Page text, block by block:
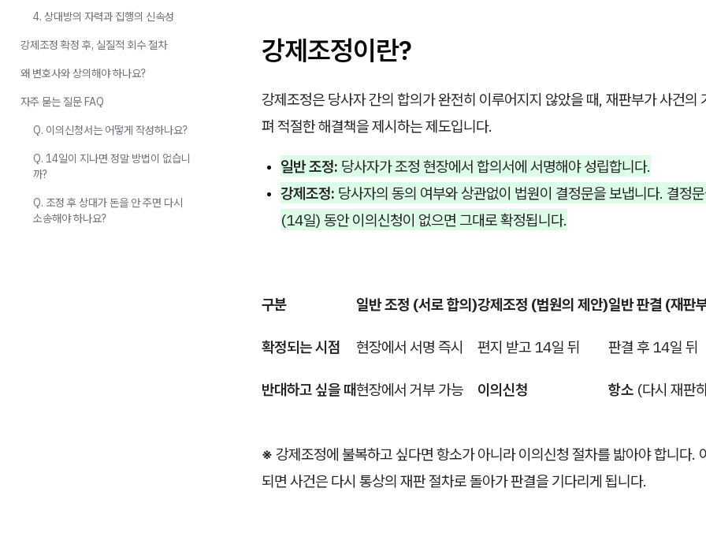
강제조정이란?
강제조정은 당사자 간의 합의가 완전히 이루어지지 않았을 때, 재판부가 사건의
펴 적절한 해결책을 제시하는 제도입니다.
일반 조정: 당사자가 조정 현장에서 합의서에 서명해야 성립합니다.
강제조정: 당사자의 동의 여부와 상관없이 법원이 결정문을 보냅니다. 결정
(14일) 동안 이의신청이 없으면 그대로 확정됩니다.
구분 일반 조정 (서로 합의)강제조정 (법원의 제안)일반 판결 (재판
확정되는 시점 현장에서 서명 즉시 편지 받고 14일 뒤 판결 후 14일 뒤
반대하고 싶을 때현장에서 거부 가능 이의신청 항소 (다시 재판
※ 강제조정에 불복하고 싶다면 항소가 아니라 이의신청 절차를 밟아야 합니다.
되면 사건은 다시 통상의 재판 절차로 돌아가 판결을 기다리게 됩니다.
4. 상대방의 자력과 집행의 신속성
강제조정 확정 후, 실질적 회수 절차
왜 변호사와 상의해야 하나요?
자주 묻는 질문 FAQ
Q. 이의신청서는 어떻게 작성하나요?
Q. 14일이 지나면 정말 방법이 없습니
까?
Q. 조정 후 상대가 돈을 안 주면 다시
소송해야 하나요?